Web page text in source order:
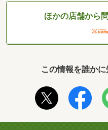
ほかの店舗から
この情報を誰か